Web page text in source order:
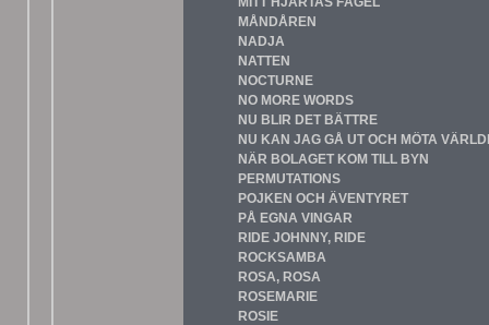
MÅNDÅREN
NADJA
NATTEN
NOCTURNE
NO MORE WORDS
NU BLIR DET BÄTTRE
NU KAN JAG GÅ UT OCH MÖTA
NÄR BOLAGET KOM TILL BYN
PERMUTATIONS
POJKEN OCH ÄVENTYRET
PÅ EGNA VINGAR
RIDE JOHNNY, RIDE
ROCKSAMBA
ROSA, ROSA
ROSEMARIE
ROSIE